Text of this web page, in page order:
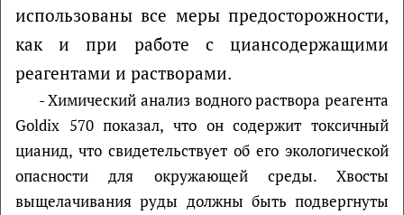
использованы все меры предосторожности,
как и при работе с циансодержащими
реагентами и растворами.
- Химический анализ водного раствора реагента
Goldix 570 показал, что он содержит токсичный
цианид, что свидетельствует об его экологической
опасности для окружающей среды. Хвосты
выщелачивания руды должны быть подвергнуты